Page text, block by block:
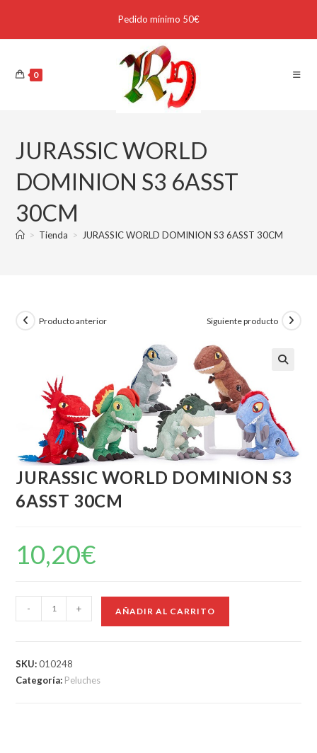
Pedido mínimo 50€
0
JURASSIC WORLD
DOMINION S3 6ASST
30CM
> Tienda > JURASSIC WORLD DOMINION S3 6ASST 30CM
Producto anterior Siguiente producto
JURASSIC WORLD DOMINION S3
6ASST 30CM
10,20€
- + AÑADIR AL CARRITO
SKU:010248
Categoría: Peluches